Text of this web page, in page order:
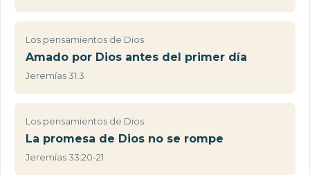
Los pensamientos de Dios
Amado por Dios antes del primer día
Jeremías 31:3
Los pensamientos de Dios
La promesa de Dios no se rompe
Jeremías 33:20-21